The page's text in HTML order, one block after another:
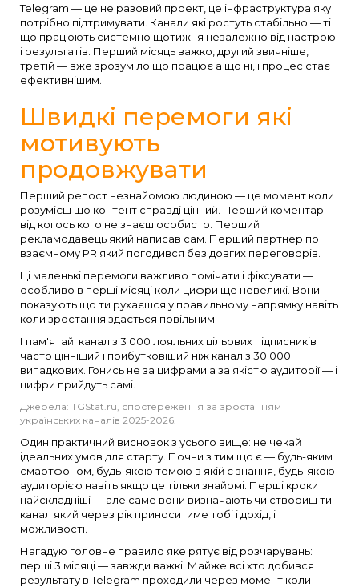
Telegram — це не разовий проект, це інфраструктура яку
потрібно підтримувати. Канали які ростуть стабільно — ті
що працюють системно щотижня незалежно від настрою
і результатів. Перший місяць важко, другий звичніше,
третій — вже зрозуміло що працює а що ні, і процес стає
ефективнішим.
Швидкі перемоги які
мотивують
продовжувати
Перший репост незнайомою людиною — це момент коли
розумієш що контент справді цінний. Перший коментар
від когось кого не знаєш особисто. Перший
рекламодавець який написав сам. Перший партнер по
взаємному PR який погодився без довгих переговорів.
Ці маленькі перемоги важливо помічати і фіксувати —
особливо в перші місяці коли цифри ще невеликі. Вони
показують що ти рухаєшся у правильному напрямку навіть
коли зростання здається повільним.
І пам'ятай: канал з 3 000 лояльних цільових підписників
часто цінніший і прибутковіший ніж канал з 30 000
випадкових. Гонись не за цифрами а за якістю аудиторії — і
цифри прийдуть самі.
Джерела: TGStat.ru, спостереження за зростанням
українських каналів 2025-2026.
Один практичний висновок з усього вище: не чекай
ідеальних умов для старту. Почни з тим що є — будь-яким
смартфоном, будь-якою темою в якій є знання, будь-якою
аудиторією навіть якщо це тільки знайомі. Перші кроки
найскладніші — але саме вони визначають чи створиш ти
канал який через рік приноситиме тобі і дохід, і
можливості.
Нагадую головне правило яке рятує від розчарувань:
перші 3 місяці — завжди важкі. Майже всі хто добився
результату в Telegram проходили через момент коли